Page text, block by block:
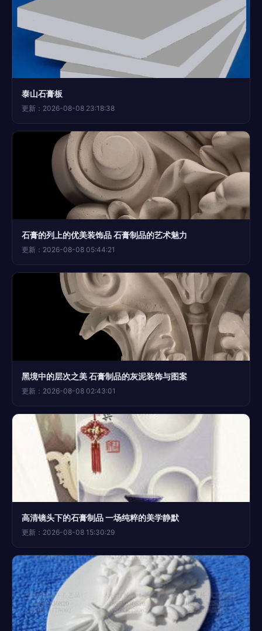
泰山石膏板
更新：2026-08-08 23:18:38
石膏的列上的优美装饰品 石膏制品的艺术魅力
更新：2026-08-08 05:44:21
黑境中的层次之美 石膏制品的灰泥装饰与图案
更新：2026-08-08 02:43:01
高清镜头下的石膏制品 一场纯粹的美学静默
更新：2026-08-08 15:30:29